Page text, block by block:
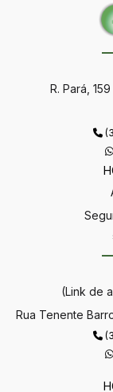
R. Pará,
(Link de
Rua Tenente